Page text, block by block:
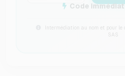
Code
Intermédiation au nom et pour le
SAS